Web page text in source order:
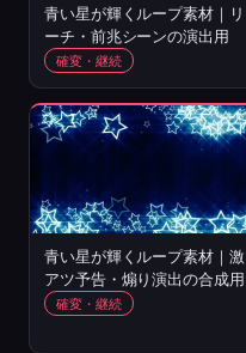
青い星が輝くループ素材｜リ
ーチ・前兆シーンの演出用
確変・継続
青い星が輝くループ素材｜激
アツ予告・煽り演出の合成用
確変・継続